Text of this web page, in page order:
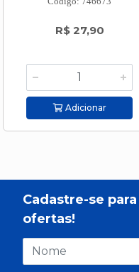
R$ 27,90
Adicionar
Cadastre-se
ofertas!